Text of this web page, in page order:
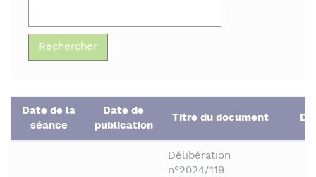
Date de la
séance
Date de
publication
Titre du document
Délibération
n°2024/119 -